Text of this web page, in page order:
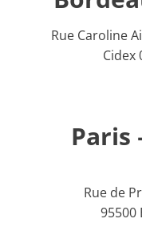
Rue Caroline
Cidex
Paris
Rue de
95500